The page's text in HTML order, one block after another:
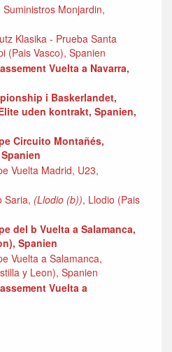
Monjardin,
Klasika - Prueba Santa
(Pais Vasco), Spanien
Vuelta a Navarra,
i Baskerlandet,
uden kontrakt, Spanien,
Circuito Montañés,
Vuelta Madrid, U23,
Saria, (Llodio (b)), Llodio (Pais
del b Vuelta a Salamanca,
Spanien
Vuelta a Salamanca,
y Leon), Spanien
Vuelta a